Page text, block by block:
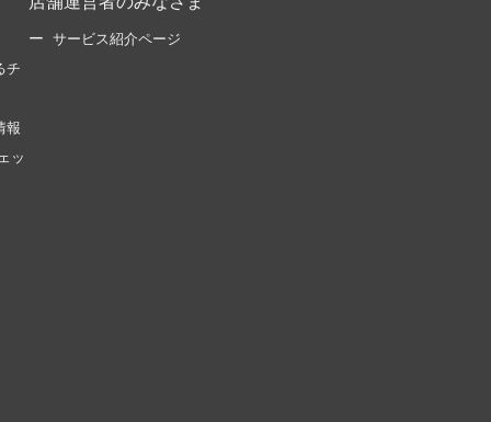
チ
報
ッ
サービス紹介ページ